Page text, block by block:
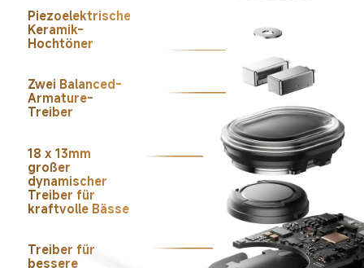
Piezoelektrischer
Keramik-
Hochtöner
Zwei Balanced-
Armature-
Treiber
18 x 13mm
großer
dynamischer
Treiber für
kraftvolle Bässe
Treiber für
bessere